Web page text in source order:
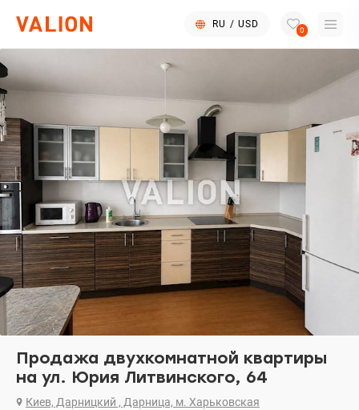
RU / USD
0
Продажа двухкомнатной квартиры
на ул. Юрия Литвинского, 64
Киев, Дарницкий , Дарница, м. Харьковская